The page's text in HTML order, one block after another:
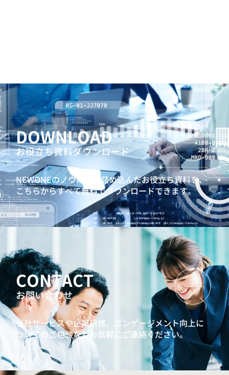
DOWNLOAD
お役立ち資料ダウンロード
NEWONEのノウハウを詰め込んだお役立ち資料を、
こちらからすべて無料でダウンロードできます。
CONTACT
お問い合わせ
当社サービスや企業研修、エンゲージメント向上に
ついてのご相談などお気軽にご連絡ください。